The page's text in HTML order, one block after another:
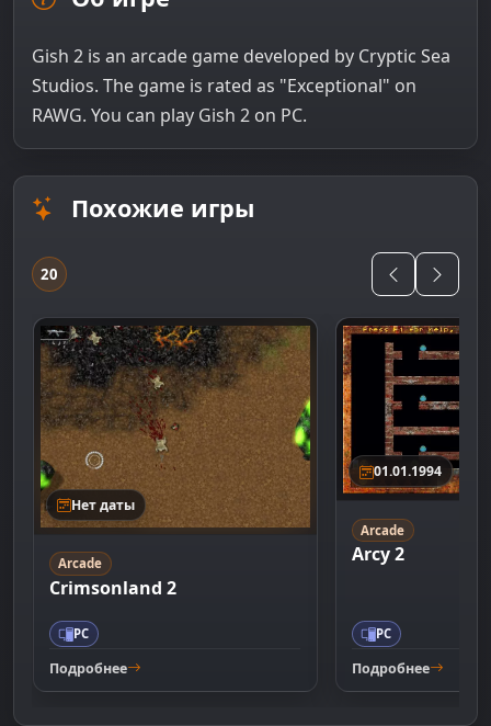
Gish 2 is an arcade game developed by Cryptic Sea
Studios. The game is rated as "Exceptional" on
RAWG. You can play Gish 2 on PC.
Похожие игры
20
Нет даты
Arcade
Crimsonland 2
PC
Подробнее
01.01.1994
Arcade
Arcy 2
PC
Подробнее